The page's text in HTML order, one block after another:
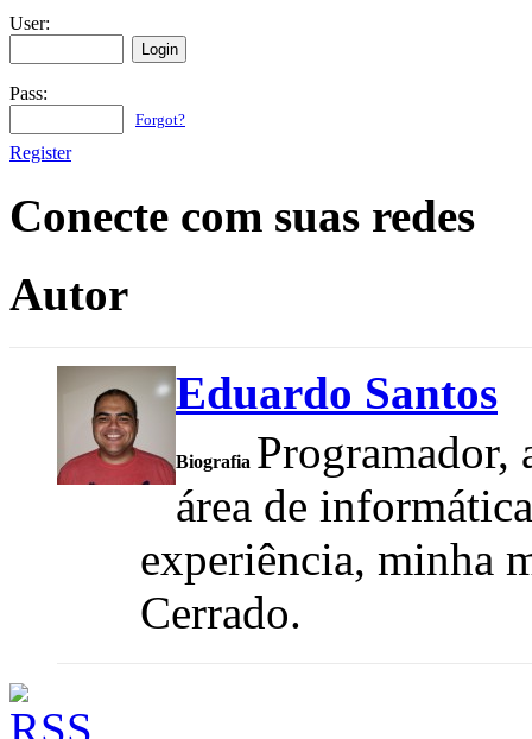
User:
Pass:
Forgot?
Register
Conecte com suas redes
Autor
Eduardo Santos
Biografia Programador,
área de
experiência, minha
Cerrado.